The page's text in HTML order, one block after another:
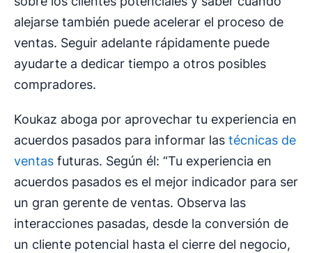
alejarse también puede acelerar el proceso de
ventas. Seguir adelante rápidamente puede
ayudarte a dedicar tiempo a otros posibles
compradores.
Koukaz aboga por aprovechar tu experiencia en
acuerdos pasados para informar las técnicas de
ventas futuras. Según él: “Tu experiencia en
acuerdos pasados es el mejor indicador para ser
un gran gerente de ventas. Observa las
interacciones pasadas, desde la conversión de
un cliente potencial hasta el cierre del negocio,